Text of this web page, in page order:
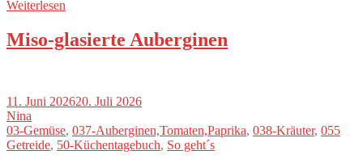
Weiterlesen
Miso-glasierte Auberginen
11. Juni 202620. Juli 2026
Nina
03-Gemüse, 037-Auberginen,Tomaten,Paprika, 038-Kräuter, 055
Getreide, 50-Küchentagebuch, So geht´s